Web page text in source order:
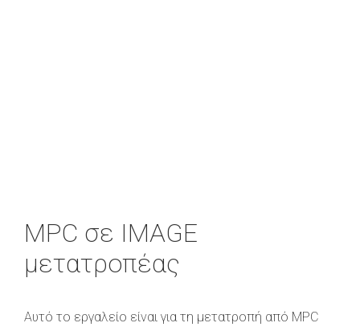
MPC σε IMAGE
μετατροπέας
Αυτό το εργαλείο είναι για τη μετατροπή από MPC